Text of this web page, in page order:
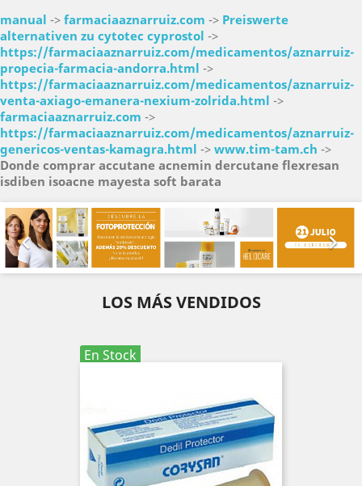
manual -> farmaciaaznarruiz.com -> Preiswerte
alternativen zu cytotec cyprostol ->
https://farmaciaaznarruiz.com/medicamentos/aznarruiz-
propecia-farmacia-andorra.html ->
https://farmaciaaznarruiz.com/medicamentos/aznarruiz-
venta-axiago-emanera-nexium-zolrida.html ->
farmaciaaznarruiz.com ->
https://farmaciaaznarruiz.com/medicamentos/aznarruiz-
genericos-ventas-kamagra.html -> www.tim-tam.ch ->
Donde comprar accutane acnemin dercutane flexresan
isdiben isoacne mayesta soft barata

Anterior

LOS MÁS VENDIDOS
En Stock